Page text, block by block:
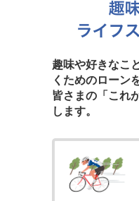
趣味や好きなこ
くためのローン
皆さまの「これ
します。